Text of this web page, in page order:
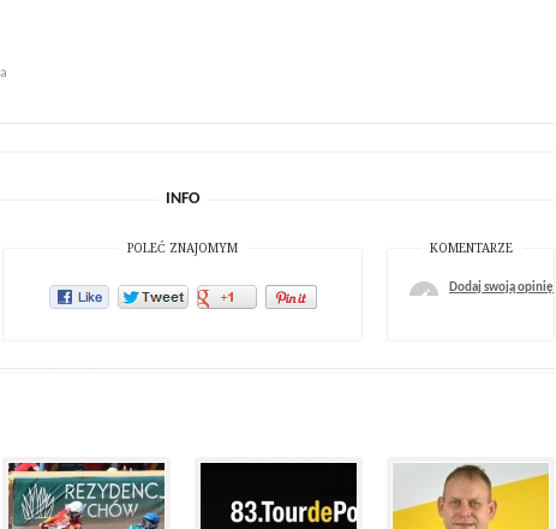
INFO
KOMENTARZE
Dodaj swoją opinię
POLEĆ ZNAJOMYM